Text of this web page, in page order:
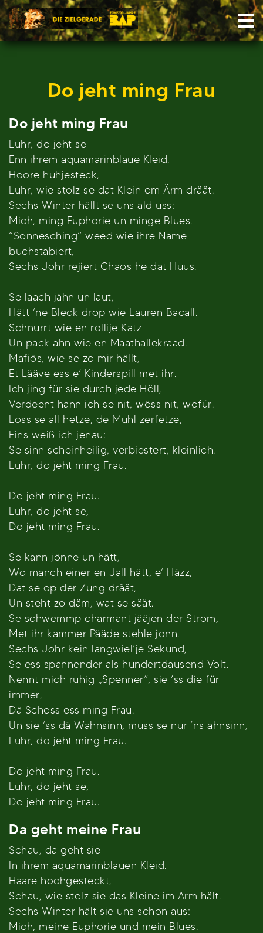
Skip
to
content
Do jeht ming Frau
Do jeht ming Frau
Luhr, do jeht se
Enn ihrem aquamarinblaue Kleid.
Hoore huhjesteck,
Luhr, wie stolz se dat Klein om Ärm dräät.
Sechs Winter hällt se uns ald uss:
Mich, ming Euphorie un minge Blues.
“Sonnesching“ weed wie ihre Name
buchstabiert,
Sechs Johr rejiert Chaos he dat Huus.
Se laach jähn un laut,
Hätt ’ne Bleck drop wie Lauren Bacall.
Schnurrt wie en rollije Katz
Un pack ahn wie en Maathallekraad.
Mafiös, wie se zo mir hällt,
Et Lääve ess e’ Kinderspill met ihr.
Ich jing für sie durch jede Höll,
Verdeent hann ich se nit, wöss nit, wofür.
Loss se all hetze, de Muhl zerfetze,
Eins weiß ich jenau:
Se sinn scheinheilig, verbiestert, kleinlich.
Luhr, do jeht ming Frau.
Do jeht ming Frau.
Luhr, do jeht se,
Do jeht ming Frau.
Se kann jönne un hätt,
Wo manch einer en Jall hätt, e’ Häzz,
Dat se op der Zung dräät,
Un steht zo däm, wat se säät.
Se schwemmp charmant jääjen der Strom,
Met ihr kammer Pääde stehle jonn.
Sechs Johr kein langwiel’je Sekund,
Se ess spannender als hundertdausend Volt.
Nennt mich ruhig „Spenner“, sie ’ss die für
immer,
Dä Schoss ess ming Frau.
Un sie ’ss dä Wahnsinn, muss se nur ’ns ahnsinn,
Luhr, do jeht ming Frau.
Do jeht ming Frau.
Luhr, do jeht se,
Do jeht ming Frau.
Da geht meine Frau
Schau, da geht sie
In ihrem aquamarinblauen Kleid.
Haare hochgesteckt,
Schau, wie stolz sie das Kleine im Arm hält.
Sechs Winter hält sie uns schon aus:
Mich, meine Euphorie und mein Blues.